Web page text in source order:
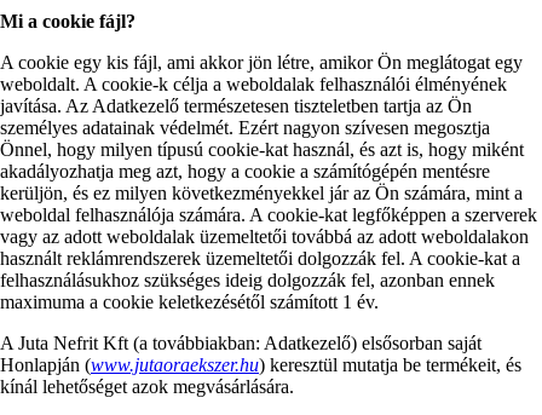
Mi a cookie fájl?
A cookie egy kis fájl, ami akkor jön létre, amikor Ön meglátogat egy
weboldalt. A cookie-k célja a weboldalak felhasználói élményének
javítása. Az Adatkezelő természetesen tiszteletben tartja az Ön
személyes adatainak védelmét. Ezért nagyon szívesen megosztja
Önnel, hogy milyen típusú cookie-kat használ, és azt is, hogy miként
akadályozhatja meg azt, hogy a cookie a számítógépén mentésre
kerüljön, és ez milyen következményekkel jár az Ön számára, mint a
weboldal felhasználója számára. A cookie-kat legfőképpen a szerverek
vagy az adott weboldalak üzemeltetői továbbá az adott weboldalakon
használt reklámrendszerek üzemeltetői dolgozzák fel. A cookie-kat a
felhasználásukhoz szükséges ideig dolgozzák fel, azonban ennek
maximuma a cookie keletkezésétől számított 1 év.
A Juta Nefrit Kft (a továbbiakban: Adatkezelő) elsősorban saját
Honlapján (www.jutaoraekszer.hu) keresztül mutatja be termékeit, és
kínál lehetőséget azok megvásárlására.